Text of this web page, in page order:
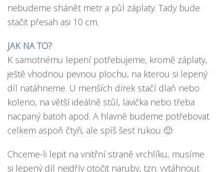
nebudeme shánět metr a půl záplaty. Tady bude
stačit přesah asi 10 cm.
JAK NA TO?
K samotnému lepení potřebujeme, kromě záplaty,
ještě vhodnou pevnou plochu, na kterou si lepený
díl natáhneme. U menších dírek stačí dlaň nebo
koleno, na větší ideálně stůl, lavička nebo třeba
nacpaný batoh apod. A hlavně budeme potřebovat
celkem aspoň čtyři, ale spíš šest rukou 🙂
Chceme-li lepit na vnitřní straně vrchlíku, musíme
si lepený díl nejdřív otočit naruby, tzn. vytáhnout